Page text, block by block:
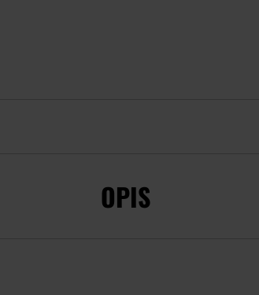
OPIS